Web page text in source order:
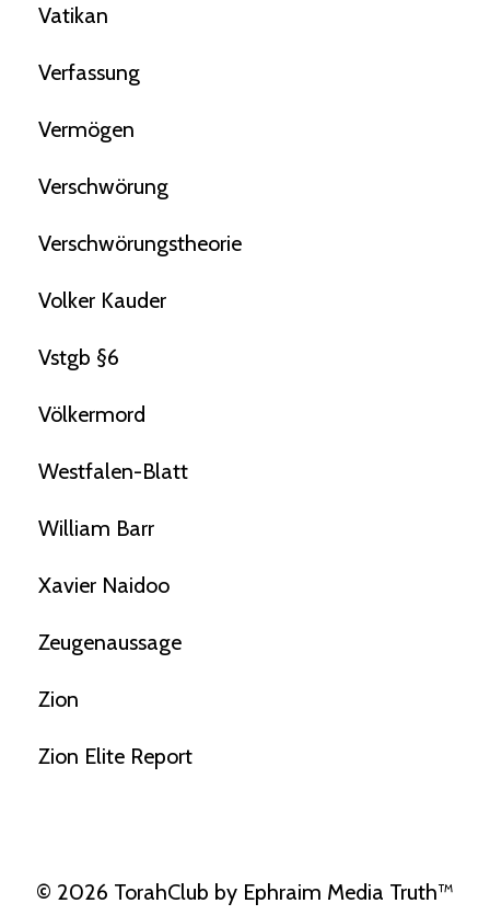
Vatikan
Verfassung
Vermögen
Verschwörung
Verschwörungstheorie
Volker Kauder
Vstgb §6
Völkermord
Westfalen-Blatt
William Barr
Xavier Naidoo
Zeugenaussage
Zion
Zion Elite Report
© 2026 TorahClub by Ephraim Media Truth™